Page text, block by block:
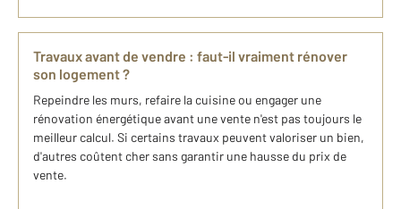
Travaux avant de vendre : faut-il vraiment rénover
son logement ?
Repeindre les murs, refaire la cuisine ou engager une
rénovation énergétique avant une vente n'est pas toujours le
meilleur calcul. Si certains travaux peuvent valoriser un bien,
d'autres coûtent cher sans garantir une hausse du prix de
vente.